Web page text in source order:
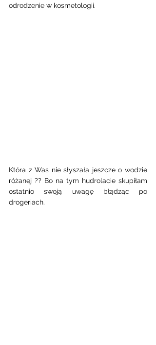
odrodzenie w kosmetologii.
Która z Was nie słyszała jeszcze o wodzie
różanej ?? Bo na tym hudrolacie skupiłam
ostatnio swoją uwagę błądząc po
drogeriach.